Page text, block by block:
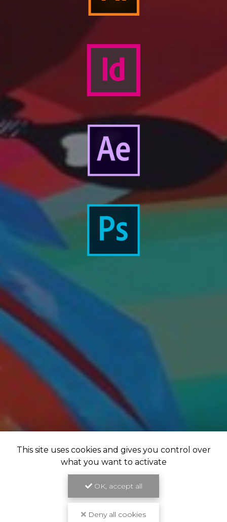
This site uses cookies and gives you control over
what you want to activate
OK, accept all
Deny all cookies